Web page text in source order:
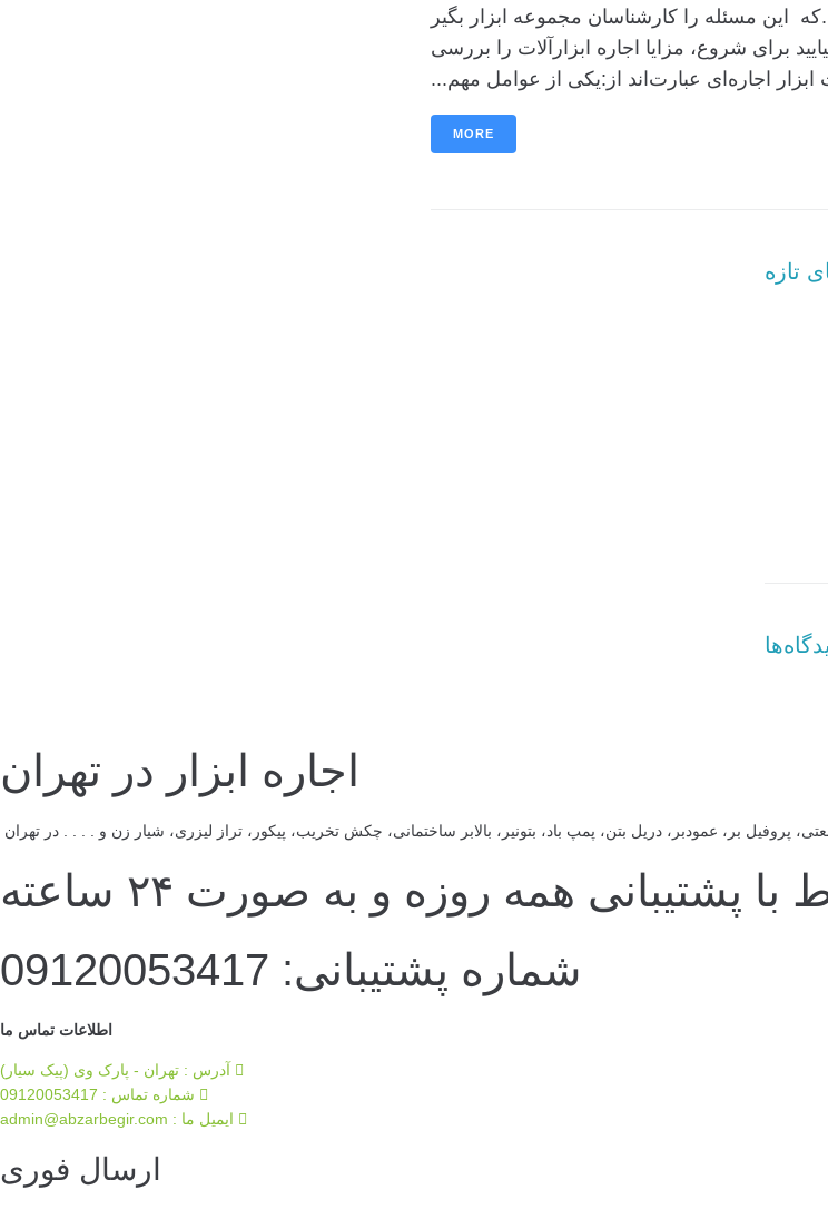
این مسئله را کارشناسان مجموعه ابزار بگیر
برای شروع، مزایا اجاره ابزارآلات را بررسی
ابزار اجاره‌ای عبارت‌اند از:یکی از عوامل مهم...
MORE
تازه
اجاره ابزار در تهران
بر، عمودبر، دریل بتن، پمپ باد، بتونیر، بالابر ساختمانی، چکش تخریب، پیکور، تراز لیزری، شیار زن و . . . . در تهران
با پشتیبانی همه روزه و به صورت ۲۴ ساعته
شماره پشتیبانی: 09120053417
اطلاعات تماس ما
آدرس : تهران - پارک وی (پیک سیار)
شماره تماس : 09120053417
ایمیل ما :‌ admin@abzarbegir.com
ارسال فوری